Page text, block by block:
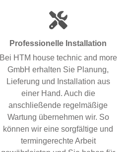
Professionelle Installation
Bei HTM house technic and more
GmbH erhalten Sie Planung,
Lieferung und Installation aus
einer Hand. Auch die
anschließende regelmäßige
Wartung übernehmen wir. So
können wir eine sorgfältige und
termingerechte Arbeit